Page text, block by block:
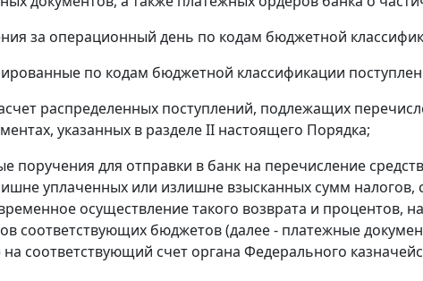
за операционный день по кодам бюджетной
по кодам бюджетной классификации
распределенных поступлений, подлежащих
указанных в разделе II настоящего Порядка;
поручения для отправки в банк на перечисление
уплаченных или излишне взысканных сумм
осуществление такого возврата и процентов,
соответствующих бюджетов (далее - платежные
на соответствующий счет органа Федерального